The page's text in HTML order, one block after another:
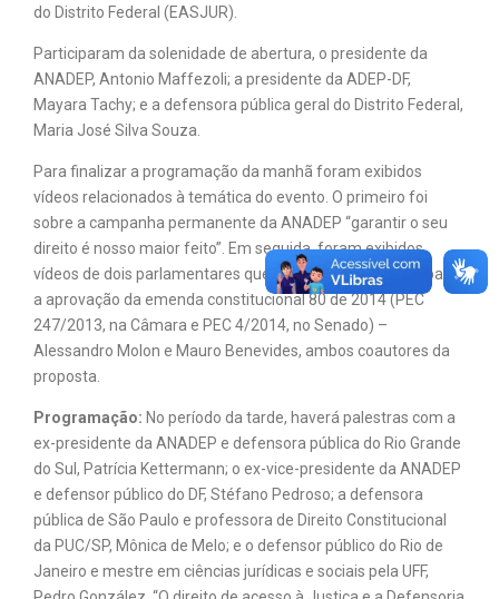
do Distrito Federal (EASJUR).
Participaram da solenidade de abertura, o presidente da
ANADEP, Antonio Maffezoli; a presidente da ADEP-DF,
Mayara Tachy; e a defensora pública geral do Distrito Federal,
Maria José Silva Souza.
Para finalizar a programação da manhã foram exibidos
vídeos relacionados à temática do evento. O primeiro foi
sobre a campanha permanente da ANADEP “garantir o seu
direito é nosso maior feito”. Em seguida, foram exibidos
vídeos de dois parlamentares que foram fundamentais para
a aprovação da emenda constitucional 80 de 2014 (PEC
247/2013, na Câmara e PEC 4/2014, no Senado) –
Alessandro Molon e Mauro Benevides, ambos coautores da
proposta.
Programação: No período da tarde, haverá palestras com a
ex-presidente da ANADEP e defensora pública do Rio Grande
do Sul, Patrícia Kettermann; o ex-vice-presidente da ANADEP
e defensor público do DF, Stéfano Pedroso; a defensora
pública de São Paulo e professora de Direito Constitucional
da PUC/SP, Mônica de Melo; e o defensor público do Rio de
Janeiro e mestre em ciências jurídicas e sociais pela UFF,